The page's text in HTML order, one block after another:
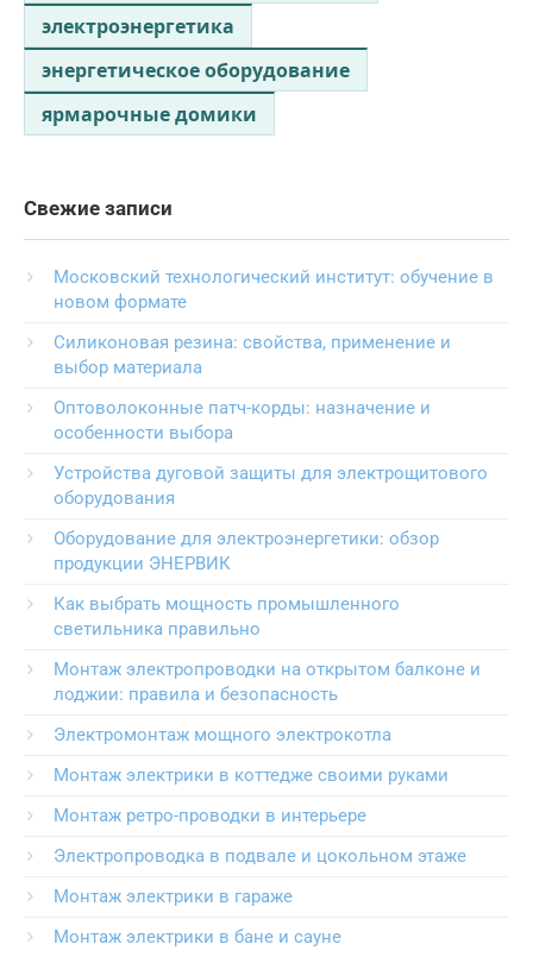
электроэнергетика
энергетическое оборудование
ярмарочные домики
Свежие записи
Московский технологический институт: обучение в
новом формате
Силиконовая резина: свойства, применение и
выбор материала
Оптоволоконные патч-корды: назначение и
особенности выбора
Устройства дуговой защиты для электрощитового
оборудования
Оборудование для электроэнергетики: обзор
продукции ЭНЕРВИК
Как выбрать мощность промышленного
светильника правильно
Монтаж электропроводки на открытом балконе и
лоджии: правила и безопасность
Электромонтаж мощного электрокотла
Монтаж электрики в коттедже своими руками
Монтаж ретро-проводки в интерьере
Электропроводка в подвале и цокольном этаже
Монтаж электрики в гараже
Монтаж электрики в бане и сауне